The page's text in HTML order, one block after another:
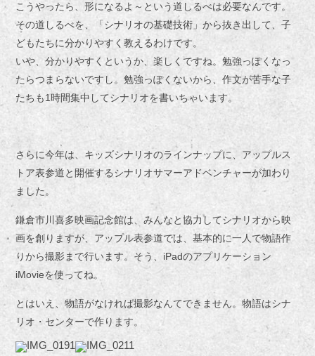
こうやったら、形になるよ～という道しるべは必要なんです。
その道しるべを、「シナリオの基礎技術」から抜き出して、子
どもたちに分かりやすく教えるわけです。
いや、分かりやすくというか、楽しくですね。勉強っぽくなっ
たらつまらないですし。勉強っぽくないから、作文が苦手な子
たちも1時間集中してシナリオを書いちゃいます。
さらに今年は、キッズシナリオのラインナップに、アップルス
トア表参道と開催するシナリオサマーアドベンチャーが加わり
ました。
鎌倉市川喜多映画記念館は、みんなと協力してシナリオから映
画を創りますが、アップル表参道では、基本的に一人で物語作
りから撮影まで行います。そう、iPadのアプリケーション
iMovieを使ってね。
とはいえ、物語がなければ撮影なんてできません。物語はシナ
リオ・センターで作ります。